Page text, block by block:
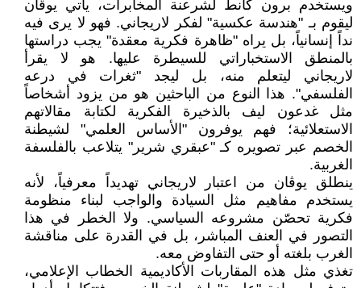
ويستخدم برون كانط لشرعنة المخابرات، يأتي يوڤان
ليقوم بـ "هندسة عكسية" لفكر لاريجاني. فهو لا يرى فيه
نداً إنسانياً، بل يراه "ظاهرة فكرية معقدة" يجب دراستها
بالمنطق الاستخباراتي للسيطرة عليها. هو لا يقرأ
لاريجاني ليتعلم منه، بل ليجد "ثغرات في درعه
الفلسفي". هذا النوع من الباحثين هو من يزود أشخاصاً
مثل غدعون ليف بالذخيرة الفكرية لكتابة مقالاتهم
الاستعلائية؛ فهم يوفرون "الأساس العلمي" لشيطنة
الخصم عبر تصويره كـ "عبقري شرير" يتلاعب بالفلسفة
الغربية.
ينطلق يوڤان من اعتبار لاريجاني تهديداً معرفياً، لأنه
يستخدم مفاهيم مثل السيادة والواجب لبناء منظومة
فكرية تحصّن مشروعه السياسي. ولا الخطر في هذا
التصور في العنف المباشر، بل في القدرة على مناقشة
الغرب بلغته أو حتى التفاوض معه.
تغذي مثل هذه المقاربات الأكاديمية الخطاب الإعلامي،